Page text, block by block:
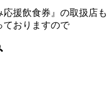
援飲食券』の取扱店も
ておりますので